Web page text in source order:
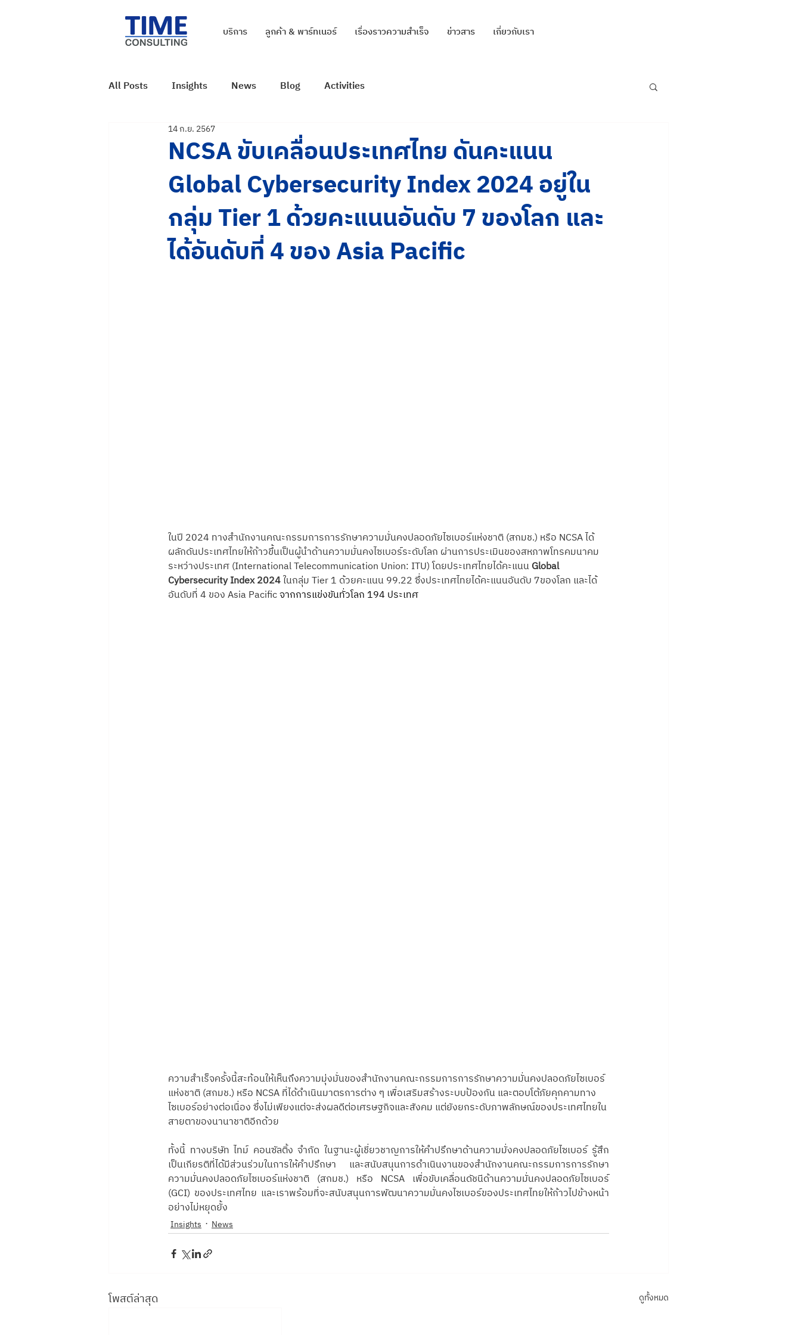
บริการ ลูกค้า & พาร์ทเนอร์ เรื่องราวความสำเร็จ ข่าวสาร เกี่ยวกับเรา
All Posts Insights News Blog Activities
NCSA ขับเคลื่อนประเทศไทย ดันคะแนน
Global Cybersecurity Index 2024 อยู่ใน
กลุ่ม Tier 1 ด้วยคะแนนอันดับ 7 ของโลก และ
ได้อันดับที่ 4 ของ Asia Pacific
14 ก.ย. 2567
ในปี 2024 ทางสำนักงานคณะกรรมการการรักษาความมั่นคงปลอดภัยไซเบอร์แห่งชาติ (สกมช.) หรือ NCSA ได้
ผลักดันประเทศไทยให้ก้าวขึ้นเป็นผู้นำด้านความมั่นคงไซเบอร์ระดับโลก ผ่านการประเมินของสหภาพโทรคมนาคม
ระหว่างประเทศ (International Telecommunication Union: ITU) โดยประเทศไทยได้คะแนน Global
Cybersecurity Index 2024 ในกลุ่ม Tier 1 ด้วยคะแนน 99.22 ซึ่งประเทศไทยได้คะแนนอันดับ 7ของโลก และได้
อันดับที่ 4 ของ Asia Pacific จากการแข่งขันทั่วโลก 194 ประเทศ
ความสำเร็จครั้งนี้สะท้อนให้เห็นถึงความมุ่งมั่นของสำนักงานคณะกรรมการการรักษาความมั่นคงปลอดภัยไซเบอร์
แห่งชาติ (สกมช.) หรือ NCSA ที่ได้ดำเนินมาตรการต่าง ๆ เพื่อเสริมสร้างระบบป้องกัน และตอบโต้ภัยคุกคามทาง
ไซเบอร์อย่างต่อเนื่อง ซึ่งไม่เพียงแต่จะส่งผลดีต่อเศรษฐกิจและสังคม แต่ยังยกระดับภาพลักษณ์ของประเทศไทยใน
สายตาของนานาชาติอีกด้วย
ทั้งนี้ ทางบริษัท ไทม์ คอนซัลติ้ง จำกัด ในฐานะผู้เชี่ยวชาญการให้คำปรึกษาด้านความมั่งคงปลอดภัยไซเบอร์ รู้สึก
เป็นเกียรติที่ได้มีส่วนร่วมในการให้คำปรึกษา และสนับสนุนการดำเนินงานของสำนักงานคณะกรรมการการรักษา
ความมั่นคงปลอดภัยไซเบอร์แห่งชาติ (สกมช.) หรือ NCSA เพื่อขับเคลื่อนดัชนีด้านความมั่นคงปลอดภัยไซเบอร์
(GCI) ของประเทศไทย และเราพร้อมที่จะสนับสนุนการพัฒนาความมั่นคงไซเบอร์ของประเทศไทยให้ก้าวไปข้างหน้า
อย่างไม่หยุดยั้ง
Insights News
โพสต์ล่าสุด ดูทั้งหมด